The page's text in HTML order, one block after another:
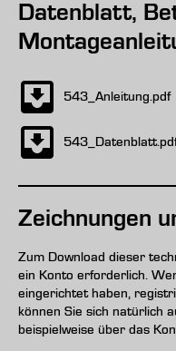
Datenblatt,
543_Anleitung.pdf
Zeichnungen
Zum Download dieser
ein Konto erforderlich.
eingerichtet haben,
können Sie sich natürlich
beispielweise über das